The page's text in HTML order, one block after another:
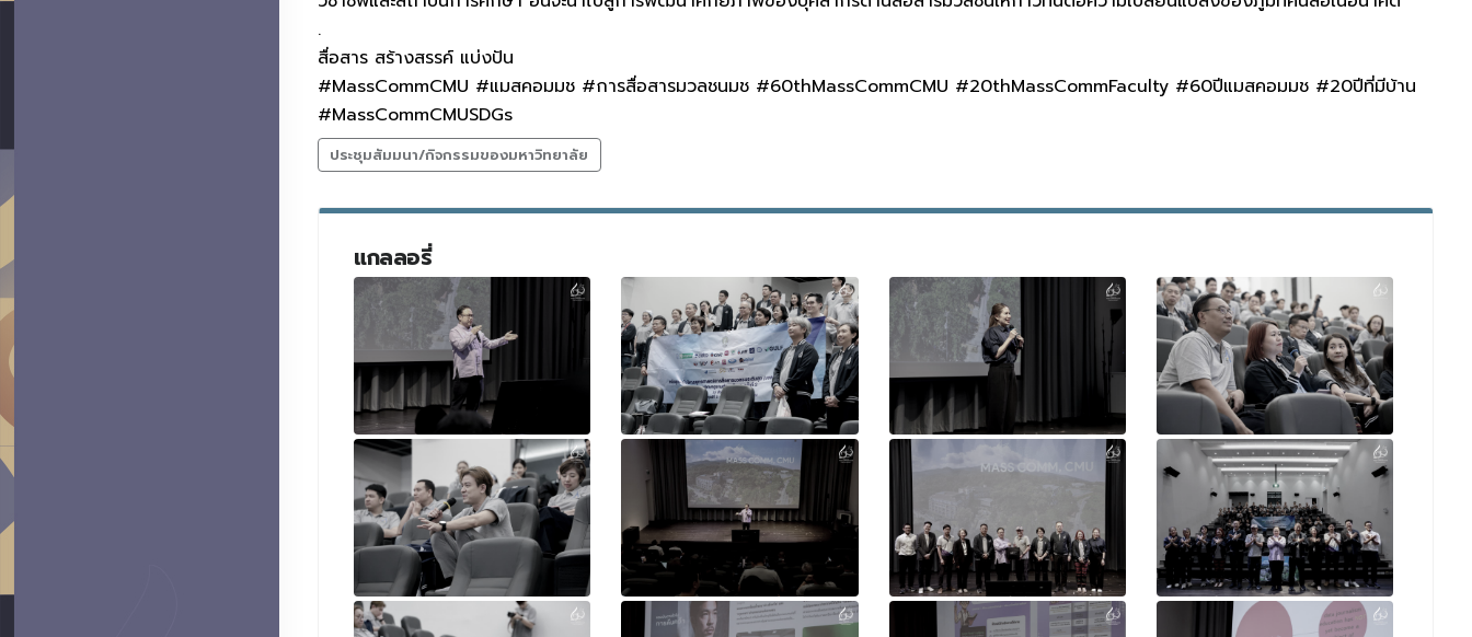
.
สื่อสาร สร้างสรรค์ แบ่งปัน
#MassCommCMU #แมสคอมมช #การสื่อสารมวลชนมช #60thMassCommCMU #20thMassCommFaculty #60ปีแมสคอมมช #20ปีที่มีบ้าน
#MassCommCMUSDGs
ประชุมสัมมนา/กิจกรรมของมหาวิทยาลัย
แกลลอรี่